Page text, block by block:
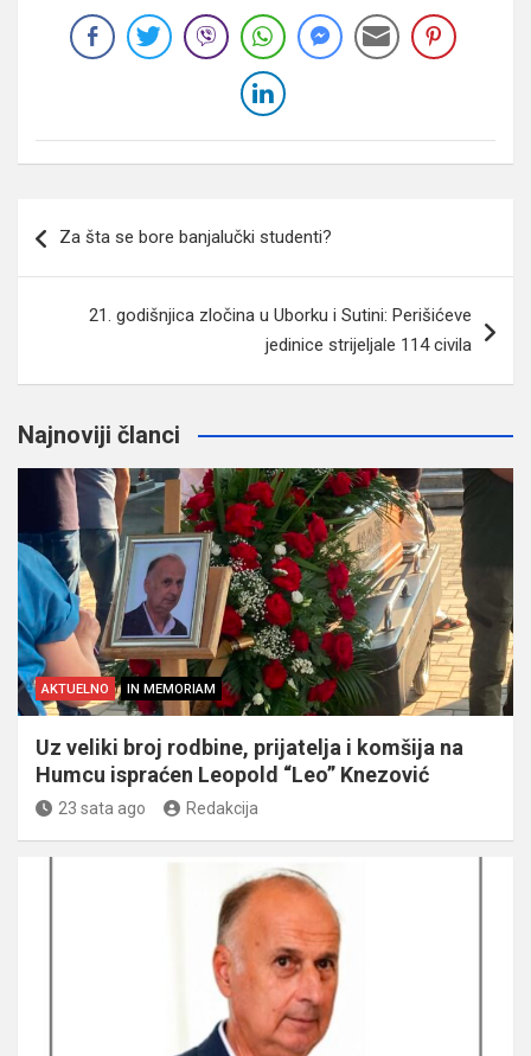
članaka
Za šta se bore banjalučki studenti?
21. godišnjica zločina u Uborku i Sutini: Perišićeve
jedinice strijeljale 114 civila
Najnoviji članci
AKTUELNO IN MEMORIAM
Uz veliki broj rodbine, prijatelja i komšija na
Humcu ispraćen Leopold “Leo” Knezović
23 sata ago Redakcija